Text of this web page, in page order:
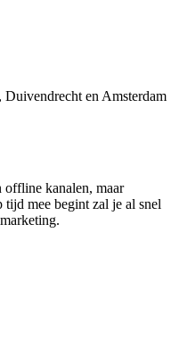
en Amsterdam
offline kanalen, maar
mee begint zal je al snel